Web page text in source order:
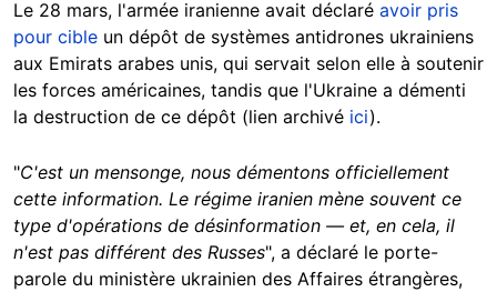
Le 28 mars, l'armée iranienne avait déclaré avoir pris
pour cible un dépôt de systèmes antidrones ukrainiens
aux Emirats arabes unis, qui servait selon elle à soutenir
les forces américaines, tandis que l'Ukraine a démenti
la destruction de ce dépôt (lien archivé ici).
"C'est un mensonge, nous démentons officiellement
cette information. Le régime iranien mène souvent ce
type d'opérations de désinformation — et, en cela, il
n'est pas différent des Russes", a déclaré le porte-
parole du ministère ukrainien des Affaires étrangères,